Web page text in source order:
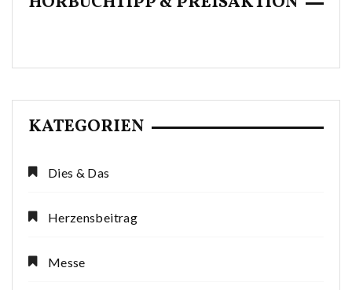
KATEGORIEN
Dies & Das
Herzensbeitrag
Messe